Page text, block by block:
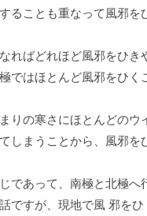
ることも重なって風邪を
ればどれほど風邪をひき
ではほとんど風邪をひく
りの寒さにほとんどのウ
しまうことから、風邪を
であって、南極と北極へ
ですが、現地で風 邪を